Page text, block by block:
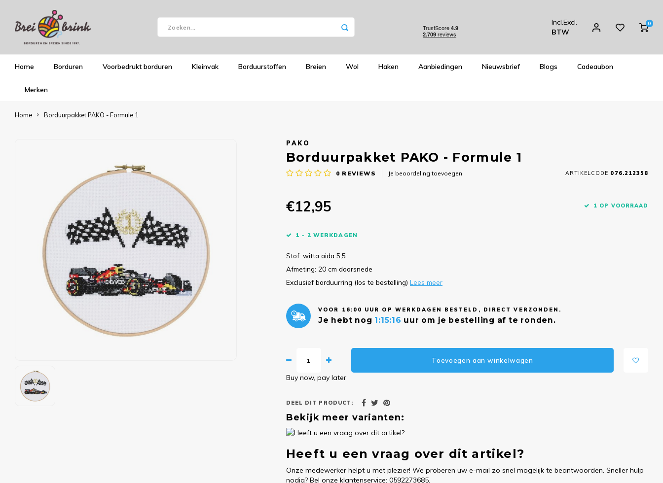
Incl.Excl.
BTW
0
Home Borduren Voorbedrukt borduren Kleinvak Borduurstoffen Breien Wol Haken Aanbiedingen Nieuwsbrief Blogs Cadeaubon
Merken
Home Borduurpakket PAKO - Formule 1
PAKO
Borduurpakket PAKO - Formule 1
0 REVIEWS Je beoordeling toevoegen ARTIKELCODE 076.212358
€12,95 1 OP VOORRAAD
1 - 2 WERKDAGEN
Stof: witta aida 5,5
Afmeting: 20 cm doorsnede
Exclusief borduurring (los te bestelling) Lees meer
VOOR 16:00 UUR OP WERKDAGEN BESTELD, DIRECT VERZONDEN.
Je hebt nog 1:15:16 uur om je bestelling af te ronden.
Toevoegen aan winkelwagen
Buy now, pay later
DEEL DIT PRODUCT:
Bekijk meer varianten:
Heeft u een vraag over dit artikel?
Onze medewerker helpt u met plezier! We proberen uw e-mail zo snel mogelijk te beantwoorden. Sneller hulp
nodig? Bel onze klantenservice: 0592273685.